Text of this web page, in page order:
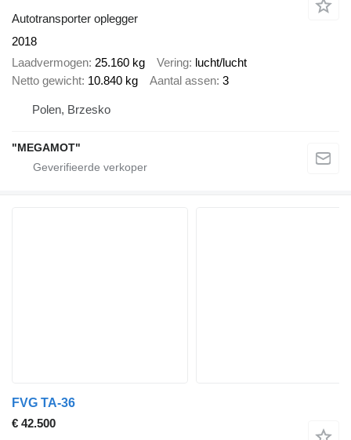
Autotransporter oplegger
2018
Laadvermogen 25.160 kg Vering lucht/lucht
Netto gewicht 10.840 kg Aantal assen 3
Polen, Brzesko
"MEGAMOT"
FVG TA-36
€ 42.500